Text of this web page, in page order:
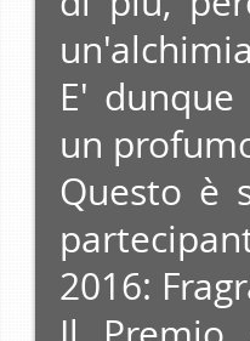
E'
un
Questo è
2016: